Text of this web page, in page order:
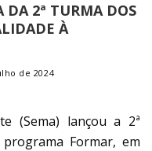
DA 2ª TURMA DOS
À
de 2024
(Sema) lançou a 2ª
Formar, em